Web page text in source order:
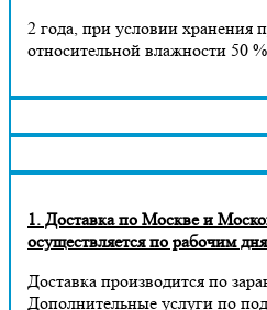
2 года, при условии хранения
относительной влажности 50 %
1. Доставка по Москве и
осуществляется по рабочим
Доставка производится по
Дополнительные услуги по